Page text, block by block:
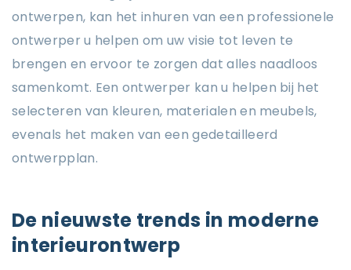
ontwerpen, kan het inhuren van een professionele
ontwerper u helpen om uw visie tot leven te
brengen en ervoor te zorgen dat alles naadloos
samenkomt. Een ontwerper kan u helpen bij het
selecteren van kleuren, materialen en meubels,
evenals het maken van een gedetailleerd
ontwerpplan.
De nieuwste trends in moderne
interieurontwerp